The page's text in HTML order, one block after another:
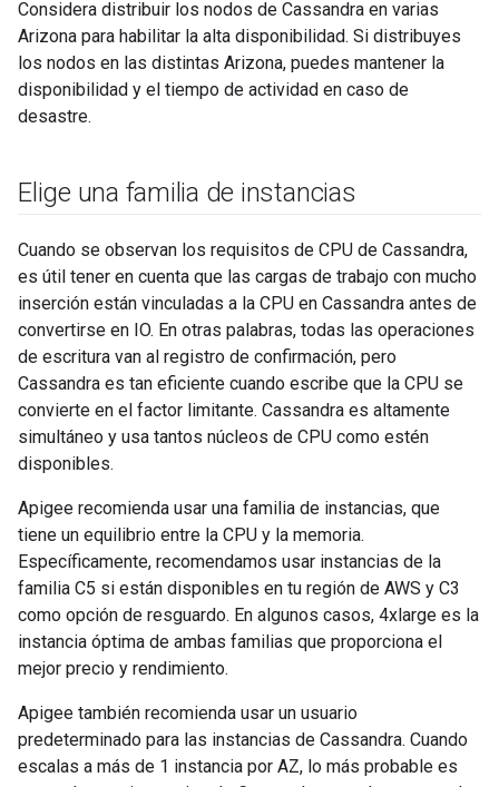
Considera distribuir los nodos de Cassandra en varias
Arizona para habilitar la alta disponibilidad. Si distribuyes
los nodos en las distintas Arizona, puedes mantener la
disponibilidad y el tiempo de actividad en caso de
desastre.
Elige una familia de instancias
Cuando se observan los requisitos de CPU de Cassandra,
es útil tener en cuenta que las cargas de trabajo con mucho
inserción están vinculadas a la CPU en Cassandra antes de
convertirse en IO. En otras palabras, todas las operaciones
de escritura van al registro de confirmación, pero
Cassandra es tan eficiente cuando escribe que la CPU se
convierte en el factor limitante. Cassandra es altamente
simultáneo y usa tantos núcleos de CPU como estén
disponibles.
Apigee recomienda usar una familia de instancias, que
tiene un equilibrio entre la CPU y la memoria.
Específicamente, recomendamos usar instancias de la
familia C5 si están disponibles en tu región de AWS y C3
como opción de resguardo. En algunos casos, 4xlarge es la
instancia óptima de ambas familias que proporciona el
mejor precio y rendimiento.
Apigee también recomienda usar un usuario
predeterminado para las instancias de Cassandra. Cuando
escalas a más de 1 instancia por AZ, lo más probable es